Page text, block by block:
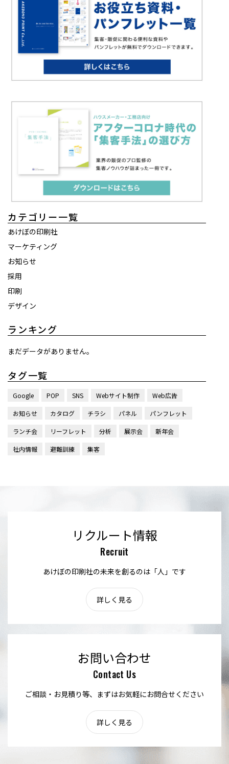
カテゴリー一覧
あけぼの印刷社
マーケティング
お知らせ
採用
印刷
デザイン
ランキング
まだデータがありません。
タグ一覧
Google POP SNS Webサイト制作 Web広告
お知らせ カタログ チラシ パネル パンフレット
ランチ会 リーフレット 分析 展示会 新年会
社内情報 避難訓練 集客
リクルート情報
Recruit
あけぼの印刷社の未来を創るのは「人」です
詳しく見る
お問い合わせ
Contact Us
ご相談・お見積り等、まずはお気軽にお問合せください
詳しく見る